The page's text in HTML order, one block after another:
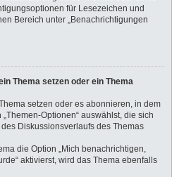
für Lesezeichen und
Bereich unter „Benachrichtigungen
Thema setzen oder ein Thema
setzen oder es abonnieren, in dem
Optionen“ auswählst, die sich
Diskussionsverlaufs des Themas
die Option „Mich benachrichtigen,
aktivierst, wird das Thema ebenfalls